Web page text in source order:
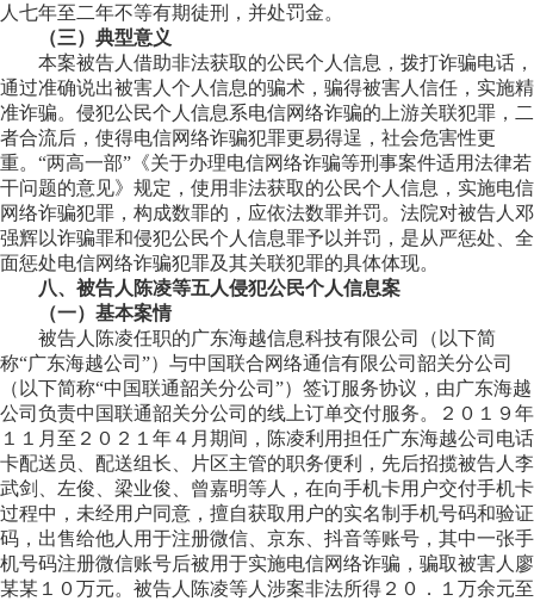
人七年至二年不等有期徒刑，并处罚金。
（三）典型意义
本案被告人借助非法获取的公民个人信息，拨打诈骗电话，
通过准确说出被害人个人信息的骗术，骗得被害人信任，实施精
准诈骗。侵犯公民个人信息系电信网络诈骗的上游关联犯罪，二
者合流后，使得电信网络诈骗犯罪更易得逞，社会危害性更
重。“两高一部”《关于办理电信网络诈骗等刑事案件适用法律若
干问题的意见》规定，使用非法获取的公民个人信息，实施电信
网络诈骗犯罪，构成数罪的，应依法数罪并罚。法院对被告人邓
强辉以诈骗罪和侵犯公民个人信息罪予以并罚，是从严惩处、全
面惩处电信网络诈骗犯罪及其关联犯罪的具体体现。
八、被告人陈凌等五人侵犯公民个人信息案
（一）基本案情
被告人陈凌任职的广东海越信息科技有限公司（以下简
称“广东海越公司”）与中国联合网络通信有限公司韶关分公司
（以下简称“中国联通韶关分公司”）签订服务协议，由广东海越
公司负责中国联通韶关分公司的线上订单交付服务。２０１９年
１１月至２０２１年４月期间，陈凌利用担任广东海越公司电话
卡配送员、配送组长、片区主管的职务便利，先后招揽被告人李
武剑、左俊、梁业俊、曾嘉明等人，在向手机卡用户交付手机卡
过程中，未经用户同意，擅自获取用户的实名制手机号码和验证
码，出售给他人用于注册微信、京东、抖音等账号，其中一张手
机号码注册微信账号后被用于实施电信网络诈骗，骗取被害人廖
某某１０万元。被告人陈凌等人涉案非法所得２０．１万余元至